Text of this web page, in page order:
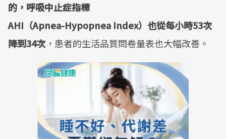
的，呼吸中止症指標
AHI（Apnea-Hypopnea Index）也從每小時53次
降到34次 ，患者的生活品質問卷量表也大幅改善。